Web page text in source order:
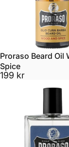
Proraso Beard Oil
Spice
199 kr